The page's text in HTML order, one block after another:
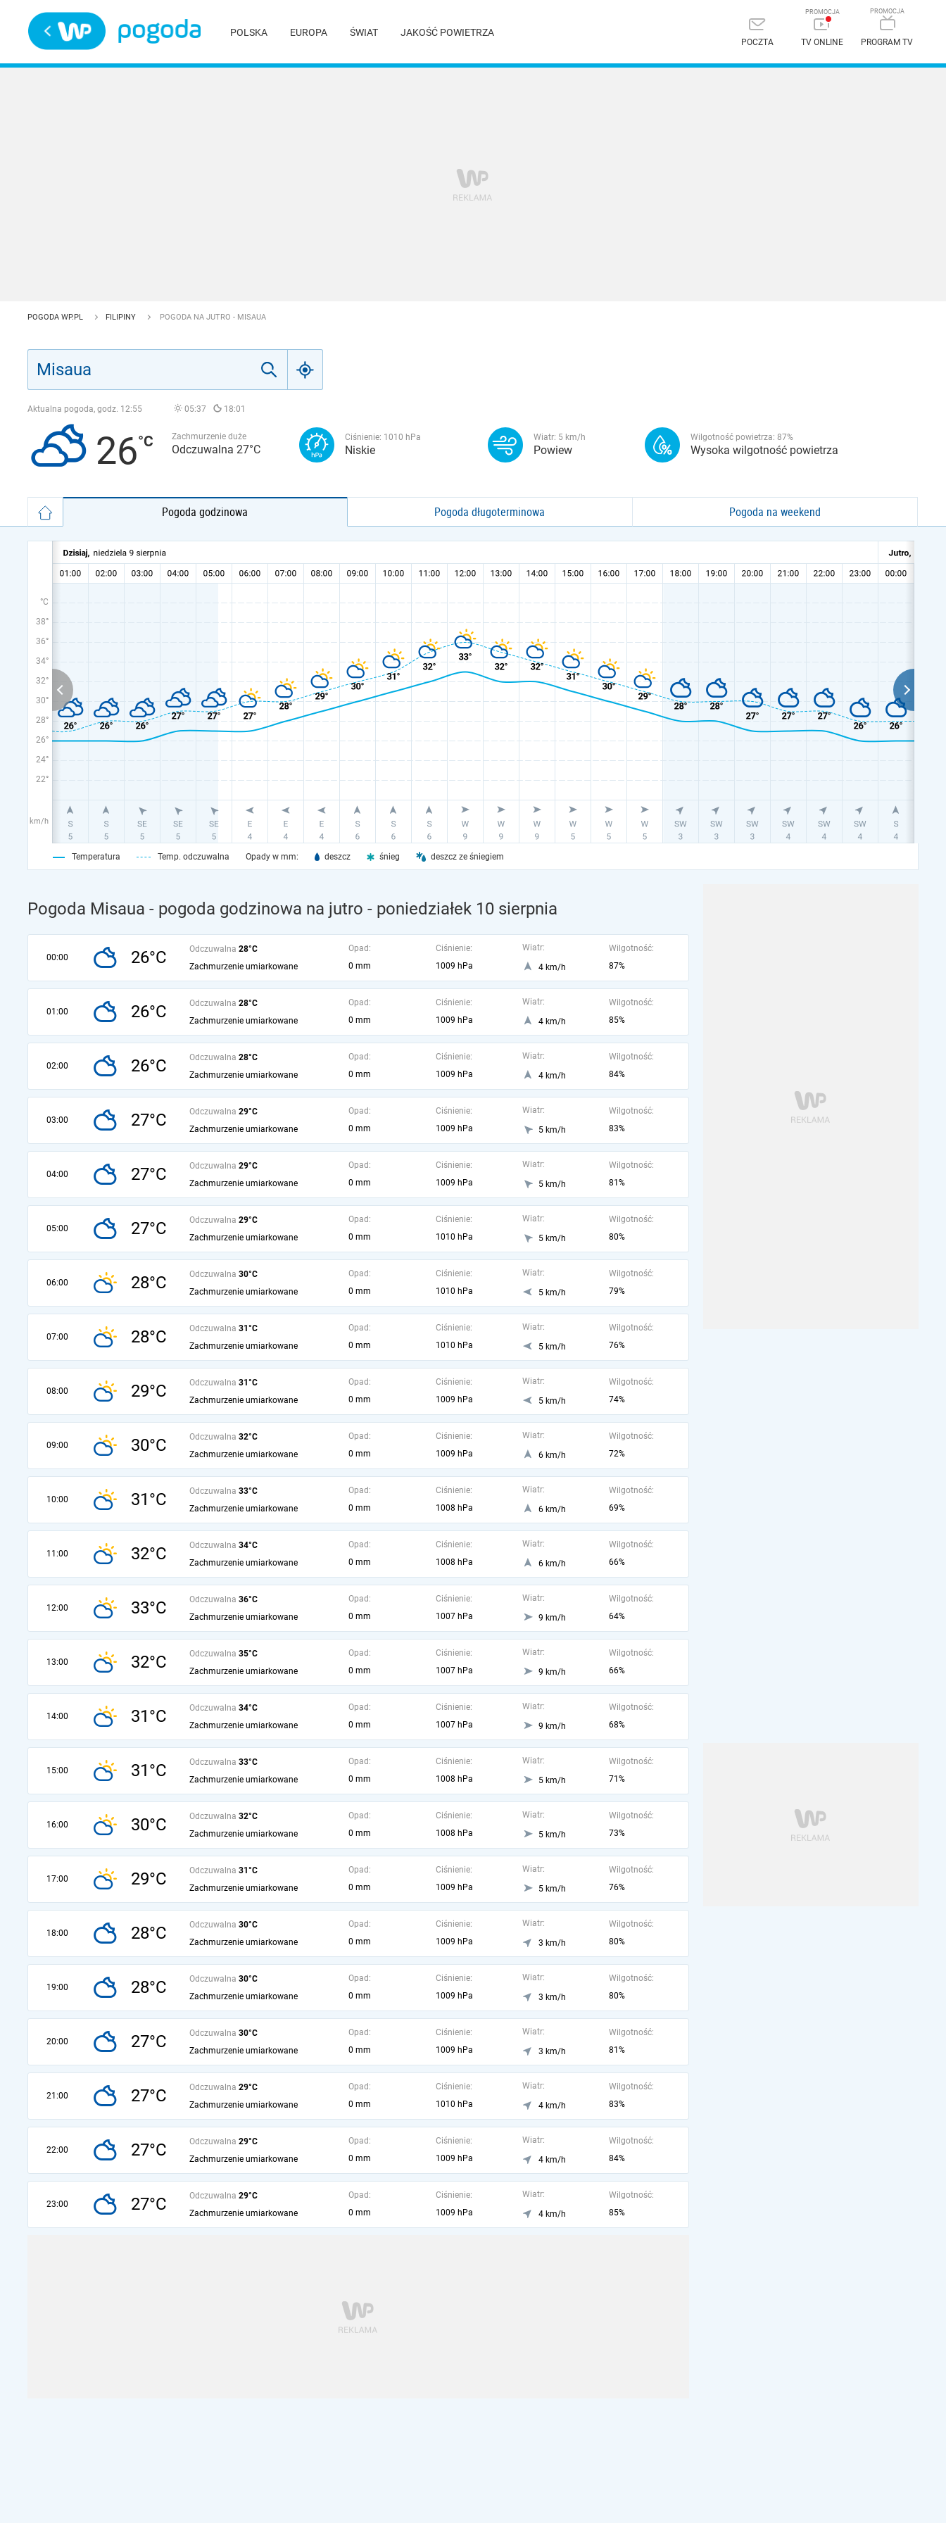
POLSKA EUROPA ŚWIAT JAKOŚĆ POWIETRZA
POCZTA TV ONLINE PROGRAM TV
POGODA WP.PL FILIPINY POGODA NA JUTRO - MISAUA
Aktualna pogoda, godz. 12:55 05:37 18:01
26 Zachmurzenie duże
Odczuwalna 27°C
Ciśnienie: 1010 hPa
Niskie
Wiatr: 5 km/h
Powiew
Wilgotność powietrza: 87%
Wysoka wilgotność powietrza
Pogoda godzinowa Pogoda długoterminowa Pogoda na weekend
°C
38°
36°
34°
32°
30°
28°
26°
24°
22°
km/h
Temperatura Temp. odczuwalna Opady w mm: deszcz śnieg deszcz ze śniegiem
Pogoda Misaua - pogoda godzinowa na jutro - poniedziałek 10 sierpnia
00:00 26°C Odczuwalna 28°C
Zachmurzenie umiarkowane
Opad:
0 mm
Ciśnienie:
1009 hPa
Wiatr:
4 km/h
Wilgotność:
87%
01:00 26°C Odczuwalna 28°C
Zachmurzenie umiarkowane
Opad:
0 mm
Ciśnienie:
1009 hPa
Wiatr:
4 km/h
Wilgotność:
85%
02:00 26°C Odczuwalna 28°C
Zachmurzenie umiarkowane
Opad:
0 mm
Ciśnienie:
1009 hPa
Wiatr:
4 km/h
Wilgotność:
84%
03:00 27°C Odczuwalna 29°C
Zachmurzenie umiarkowane
Opad:
0 mm
Ciśnienie:
1009 hPa
Wiatr:
5 km/h
Wilgotność:
83%
04:00 27°C Odczuwalna 29°C
Zachmurzenie umiarkowane
Opad:
0 mm
Ciśnienie:
1009 hPa
Wiatr:
5 km/h
Wilgotność:
81%
05:00 27°C Odczuwalna 29°C
Zachmurzenie umiarkowane
Opad:
0 mm
Ciśnienie:
1010 hPa
Wiatr:
5 km/h
Wilgotność:
80%
06:00 28°C Odczuwalna 30°C
Zachmurzenie umiarkowane
Opad:
0 mm
Ciśnienie:
1010 hPa
Wiatr:
5 km/h
Wilgotność:
79%
07:00 28°C Odczuwalna 31°C
Zachmurzenie umiarkowane
Opad:
0 mm
Ciśnienie:
1010 hPa
Wiatr:
5 km/h
Wilgotność:
76%
08:00 29°C Odczuwalna 31°C
Zachmurzenie umiarkowane
Opad:
0 mm
Ciśnienie:
1009 hPa
Wiatr:
5 km/h
Wilgotność:
74%
09:00 30°C Odczuwalna 32°C
Zachmurzenie umiarkowane
Opad:
0 mm
Ciśnienie:
1009 hPa
Wiatr:
6 km/h
Wilgotność:
72%
10:00 31°C Odczuwalna 33°C
Zachmurzenie umiarkowane
Opad:
0 mm
Ciśnienie:
1008 hPa
Wiatr:
6 km/h
Wilgotność:
69%
11:00 32°C Odczuwalna 34°C
Zachmurzenie umiarkowane
Opad:
0 mm
Ciśnienie:
1008 hPa
Wiatr:
6 km/h
Wilgotność:
66%
12:00 33°C Odczuwalna 36°C
Zachmurzenie umiarkowane
Opad:
0 mm
Ciśnienie:
1007 hPa
Wiatr:
9 km/h
Wilgotność:
64%
13:00 32°C Odczuwalna 35°C
Zachmurzenie umiarkowane
Opad:
0 mm
Ciśnienie:
1007 hPa
Wiatr:
9 km/h
Wilgotność:
66%
14:00 31°C Odczuwalna 34°C
Zachmurzenie umiarkowane
Opad:
0 mm
Ciśnienie:
1007 hPa
Wiatr:
9 km/h
Wilgotność:
68%
15:00 31°C Odczuwalna 33°C
Zachmurzenie umiarkowane
Opad:
0 mm
Ciśnienie:
1008 hPa
Wiatr:
5 km/h
Wilgotność:
71%
16:00 30°C Odczuwalna 32°C
Zachmurzenie umiarkowane
Opad:
0 mm
Ciśnienie:
1008 hPa
Wiatr:
5 km/h
Wilgotność:
73%
17:00 29°C Odczuwalna 31°C
Zachmurzenie umiarkowane
Opad:
0 mm
Ciśnienie:
1009 hPa
Wiatr:
5 km/h
Wilgotność:
76%
18:00 28°C Odczuwalna 30°C
Zachmurzenie umiarkowane
Opad:
0 mm
Ciśnienie:
1009 hPa
Wiatr:
3 km/h
Wilgotność:
80%
19:00 28°C Odczuwalna 30°C
Zachmurzenie umiarkowane
Opad:
0 mm
Ciśnienie:
1009 hPa
Wiatr:
3 km/h
Wilgotność:
80%
20:00 27°C Odczuwalna 30°C
Zachmurzenie umiarkowane
Opad:
0 mm
Ciśnienie:
1009 hPa
Wiatr:
3 km/h
Wilgotność:
81%
21:00 27°C Odczuwalna 29°C
Zachmurzenie umiarkowane
Opad:
0 mm
Ciśnienie:
1010 hPa
Wiatr:
4 km/h
Wilgotność:
83%
22:00 27°C Odczuwalna 29°C
Zachmurzenie umiarkowane
Opad:
0 mm
Ciśnienie:
1009 hPa
Wiatr:
4 km/h
Wilgotność:
84%
23:00 27°C Odczuwalna 29°C
Zachmurzenie umiarkowane
Opad:
0 mm
Ciśnienie:
1009 hPa
Wiatr:
4 km/h
Wilgotność:
85%